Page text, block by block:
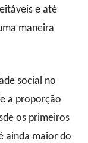
e até
maneira
social no
a proporção
os primeiros
ainda maior do